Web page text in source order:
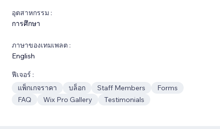
อุตสาหกรรม :
การศึกษา
ภาษาของเทมเพลต :
English
ฟีเจอร์ :
แพ็กเกจราคา
บล็อก Staff Members
Forms
FAQ
Wix Pro Gallery Testimonials